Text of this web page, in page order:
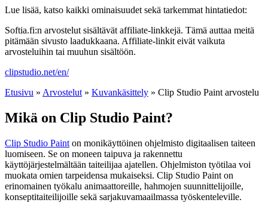
Lue lisää, katso kaikki ominaisuudet sekä tarkemmat hintatiedot:
Softia.fi:n arvostelut sisältävät affiliate-linkkejä. Tämä auttaa meitä
pitämään sivusto laadukkaana. Affiliate-linkit eivät vaikuta
arvosteluihin tai muuhun sisältöön.
clipstudio.net/en/
Etusivu » Arvostelut » Kuvankäsittely » Clip Studio Paint arvostelu
Mikä on Clip Studio Paint?
Clip Studio Paint on monikäyttöinen ohjelmisto digitaalisen taiteen
luomiseen. Se on moneen taipuva ja rakennettu
käyttöjärjestelmältään taiteilijaa ajatellen. Ohjelmiston työtilaa voi
muokata omien tarpeidensa mukaiseksi. Clip Studio Paint on
erinomainen työkalu animaattoreille, hahmojen suunnittelijoille,
konseptitaiteilijoille sekä sarjakuvamaailmassa työskenteleville.